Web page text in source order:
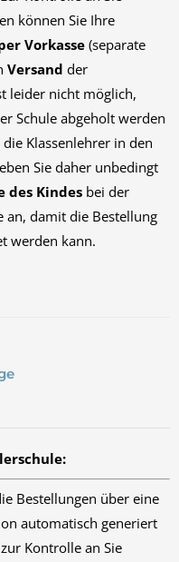
können Sie Ihre
Vorkasse(separate
Versand der
leider nicht möglich,
Schule abgeholt werden
Klassenlehrer in den
Sie daher unbedingt
des Kindesbei der
an, damit die Bestellung
werden kann.
Bestellungen über eine
automatisch generiert
Kontrolle an Sie